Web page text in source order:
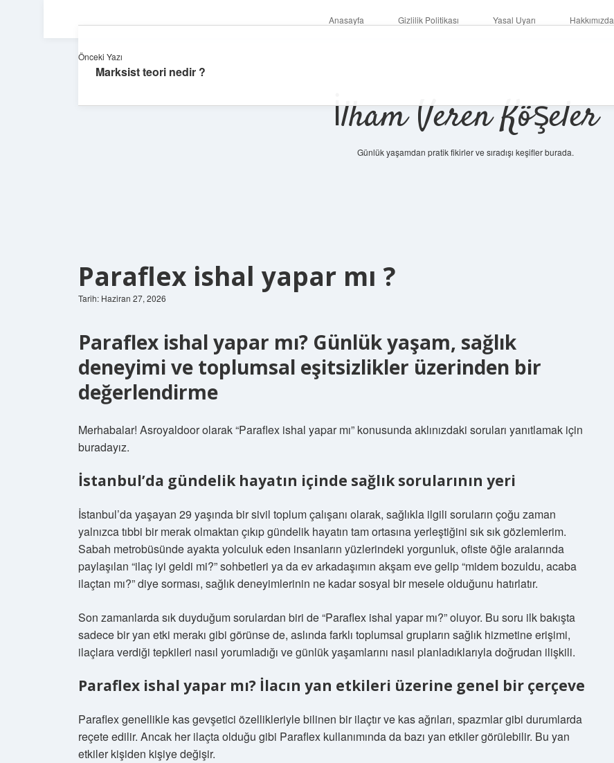
Anasayfa Gizlilik Politikası Yasal Uyarı Hakkımızda
İlham Veren Köşeler
Günlük yaşamdan pratik fikirler ve sıradışı keşifler burada.
Paraflex ishal yapar mı ?
Tarih: Haziran 27, 2026
Paraflex ishal yapar mı? Günlük yaşam, sağlık
deneyimi ve toplumsal eşitsizlikler üzerinden bir
değerlendirme
Merhabalar! Asroyaldoor olarak “Paraflex ishal yapar mı” konusunda aklınızdaki soruları yanıtlamak için
buradayız.
İstanbul’da gündelik hayatın içinde sağlık sorularının yeri
İstanbul’da yaşayan 29 yaşında bir sivil toplum çalışanı olarak, sağlıkla ilgili soruların çoğu zaman
yalnızca tıbbi bir merak olmaktan çıkıp gündelik hayatın tam ortasına yerleştiğini sık sık gözlemlerim.
Sabah metrobüsünde ayakta yolculuk eden insanların yüzlerindeki yorgunluk, ofiste öğle aralarında
paylaşılan “ilaç iyi geldi mi?” sohbetleri ya da ev arkadaşımın akşam eve gelip “midem bozuldu, acaba
ilaçtan mı?” diye sorması, sağlık deneyimlerinin ne kadar sosyal bir mesele olduğunu hatırlatır.
Son zamanlarda sık duyduğum sorulardan biri de “Paraflex ishal yapar mı?” oluyor. Bu soru ilk bakışta
sadece bir yan etki merakı gibi görünse de, aslında farklı toplumsal grupların sağlık hizmetine erişimi,
ilaçlara verdiği tepkileri nasıl yorumladığı ve günlük yaşamlarını nasıl planladıklarıyla doğrudan ilişkili.
Paraflex ishal yapar mı? İlacın yan etkileri üzerine genel bir çerçeve
Paraflex genellikle kas gevşetici özellikleriyle bilinen bir ilaçtır ve kas ağrıları, spazmlar gibi durumlarda
reçete edilir. Ancak her ilaçta olduğu gibi Paraflex kullanımında da bazı yan etkiler görülebilir. Bu yan
etkiler kişiden kişiye değişir.
Önceki Yazı
Marksist teori nedir ?